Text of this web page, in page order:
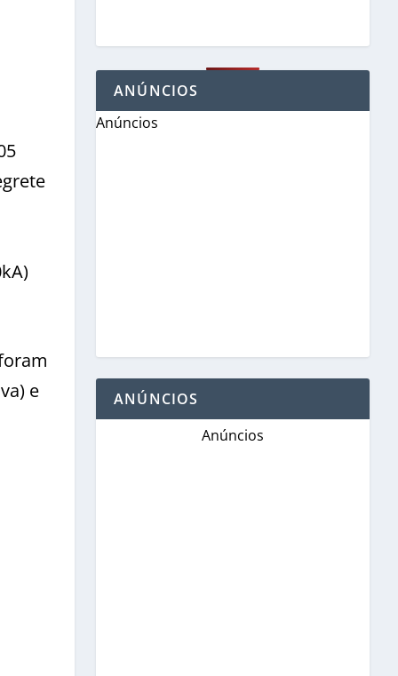
e
ANÚNCIOS
Anúncios
ANÚNCIOS
Anúncios